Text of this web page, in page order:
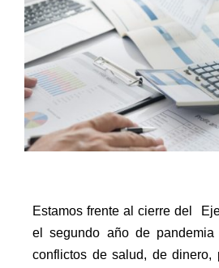
Estamos frente al cierre del
el segundo año de
conflictos de salud, de dinero,